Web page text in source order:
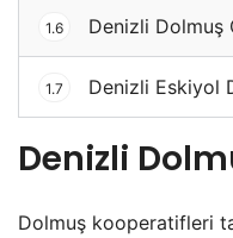
1.6 Denizli Dolmuş
1.7 Denizli Eskiyol
Denizli
Dolmuş kooperatifleri